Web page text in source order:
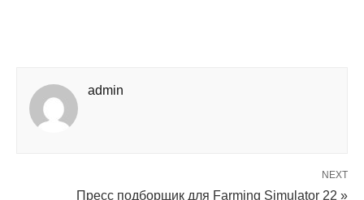
admin
NEXT
Пресс подборщик для Farming Simulator 22 »